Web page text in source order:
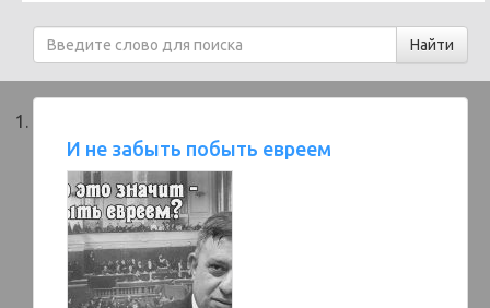
И не забыть побыть евреем